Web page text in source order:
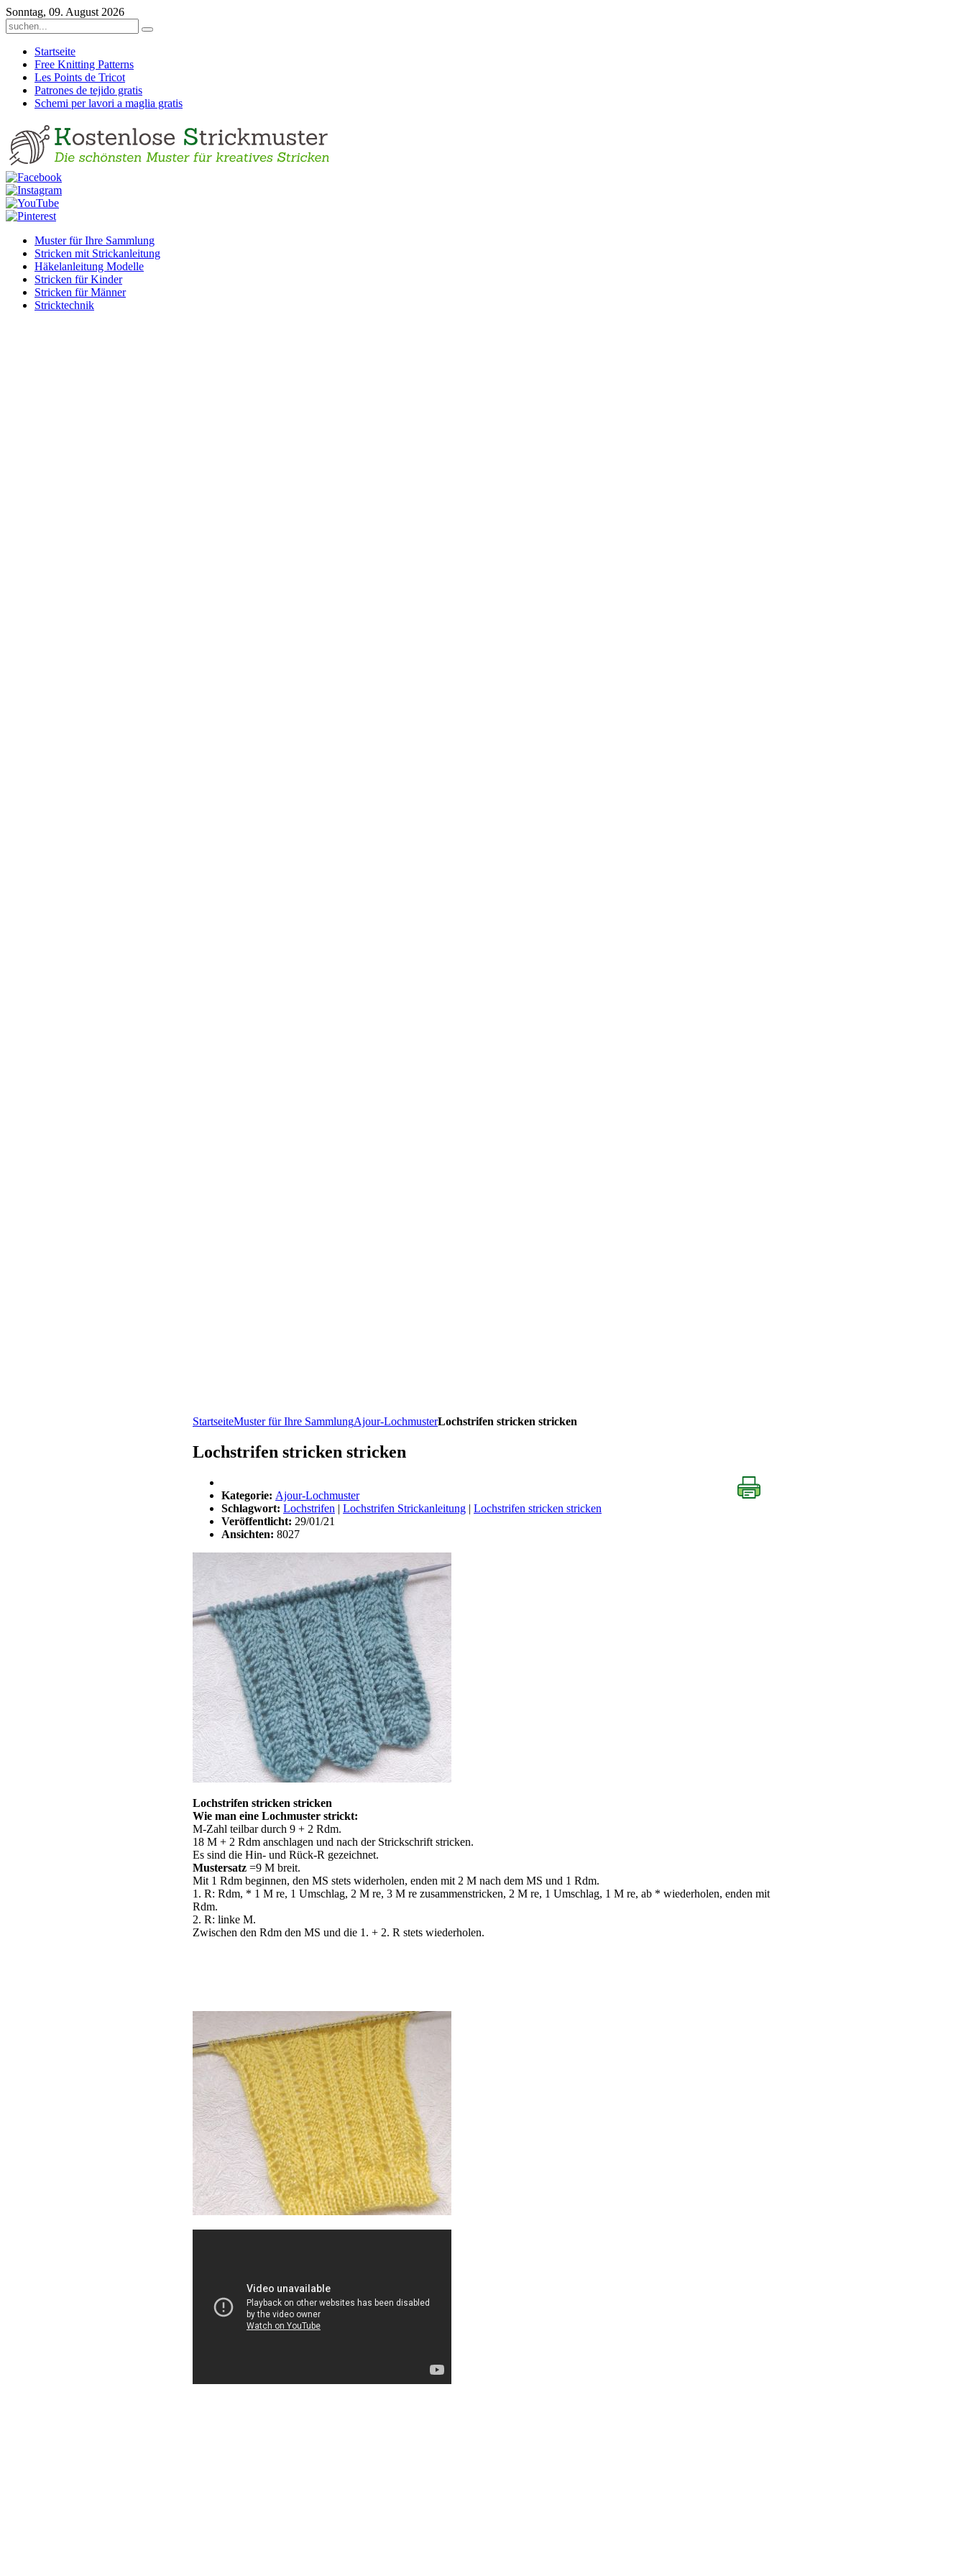
Sonntag, 09. August 2026
Startseite
Free Knitting Patterns
Les Points de Tricot
Patrones de tejido gratis
Schemi per lavori a maglia gratis
Muster für Ihre Sammlung
Stricken mit Strickanleitung
Häkelanleitung Modelle
Stricken für Kinder
Stricken für Männer
Stricktechnik
StartseiteMuster für Ihre SammlungAjour-LochmusterLochstrifen stricken stricken
Lochstrifen stricken stricken
Kategorie: Ajour-Lochmuster
Schlagwort: Lochstrifen | Lochstrifen Strickanleitung | Lochstrifen stricken stricken
Veröffentlicht: 29/01/21
Ansichten: 8027
Lochstrifen stricken stricken
Wie man eine Lochmuster strickt:
M-Zahl teilbar durch 9 + 2 Rdm.
18 M + 2 Rdm anschlagen und nach der Strickschrift stricken.
Es sind die Hin- und Rück-R gezeichnet.
Mustersatz =9 M breit.
Mit 1 Rdm beginnen, den MS stets widerholen, enden mit 2 M nach dem MS und 1 Rdm.
1. R: Rdm, * 1 M re, 1 Umschlag, 2 M re, 3 M re zusammenstricken, 2 M re, 1 Umschlag, 1 M re, ab * wiederholen, enden mit
Rdm.
2. R: linke M.
Zwischen den Rdm den MS und die 1. + 2. R stets wiederholen.